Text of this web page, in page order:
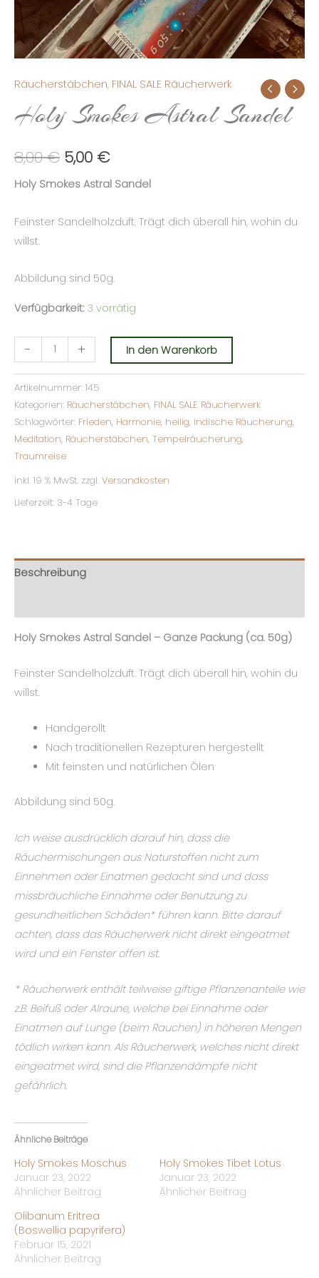
Räucherstäbchen, FINAL SALE Räucherwerk
Holy Smokes Astral Sandel
8,00€
Ursprünglicher
Preis
war:
8,00 €
5,00 €
Aktueller
Preis
ist:
5,00 €.
Holy Smokes Astral Sandel
Feinster Sandelholzduft. Trägt dich überall hin, wohin du
willst.
Abbildung sind 50g.
Verfügbarkeit: 3 vorrätig
-
Holy
Smokes
Astral
Menge
+ In den Warenkorb
Artikelnummer: 145
Kategorien: Räucherstäbchen, FINAL SALE Räucherwerk
Schlagwörter: Frieden, Harmonie, heilig, indische Räucherung,
Meditation, Räucherstäbchen, Tempelräucherung,
Traumreise
inkl. 19 % MwSt. zzgl. Versandkosten
Lieferzeit: 3-4 Tage
Beschreibung
Holy Smokes Astral Sandel – Ganze Packung (ca. 50g)
Feinster Sandelholzduft. Trägt dich überall hin, wohin du
willst.
Handgerollt
Nach traditionellen Rezepturen hergestellt
Mit feinsten und natürlichen Ölen
Abbildung sind 50g.
Ich weise ausdrücklich darauf hin, dass die
Räuchermischungen aus Naturstoffen nicht zum
Einnehmen oder Einatmen gedacht sind und dass
missbräuchliche Einnahme oder Benutzung zu
gesundheitlichen Schäden* führen kann. Bitte darauf
achten, dass das Räucherwerk nicht direkt eingeatmet
wird und ein Fenster offen ist.
* Räucherwerk enthält teilweise giftige Pflanzenanteile wie
z.B. Beifuß oder Alraune, welche bei Einnahme oder
Einatmen auf Lunge (beim Rauchen) in höheren Mengen
tödlich wirken kann. Als Räucherwerk, welches nicht direkt
eingeatmet wird, sind die Pflanzendämpfe nicht
gefährlich.
Ähnliche Beiträge
Holy Smokes Moschus
Januar 23, 2022
Ähnlicher Beitrag
Holy Smokes Tibet Lotus
Januar 23, 2022
Ähnlicher Beitrag
Olibanum Eritrea
(Boswellia papyrifera)
Februar 15, 2021
Ähnlicher Beitrag